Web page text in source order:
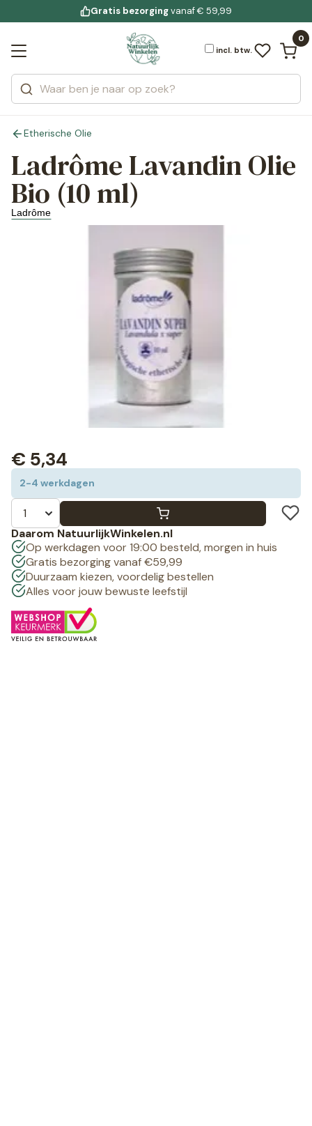
Jouw bewuste leefstijl
voor 19:00 uur besteld
Gratis bezorgingvanaf € 59,99
incl. btw.
0
Zoeken
Categorieën
Merken
Bekijk alle resultaten
Etherische Olie
Ladrôme Lavandin Olie
Bio (10 ml)
Ladrôme
2-4 werkdagen
€ 5,34
Daarom NatuurlijkWinkelen.nl
Op werkdagen voor 19:00 besteld, morgen in huis
Gratis bezorging vanaf €59,99
Duurzaam kiezen, voordelig bestellen
Alles voor jouw bewuste leefstijl